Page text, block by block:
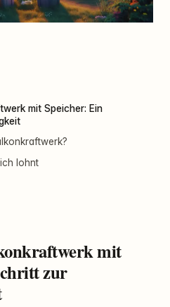
mit Speicher: Ein
lohnt
mit
zur